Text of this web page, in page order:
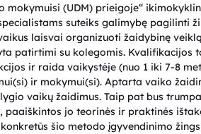
mokymuisi (UDM) prieigoje“
suteiks galimybę pagilinti
laisvai organizuoti žaidybinę
patirtimi su kolegomis. Kvalifikacijos
ir raida vaikystėje (nuo 1 iki 7-8
ir mokymui(si). Aptarta vaiko
vaikų žaidimus. Taip pat bus
paaiškintos jo teorinės ir praktinės
šio metodo įgyvendinimo